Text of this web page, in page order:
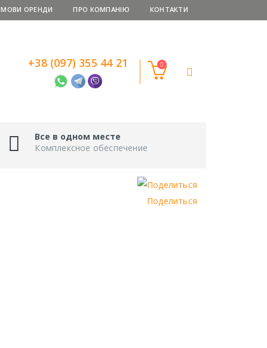
ОРЕНДИ ПРО КОМПАНІЮ КОНТАКТИ
+38 (097) 355 44 21
Все в одном месте
Комплексное обеспечение
Поделиться